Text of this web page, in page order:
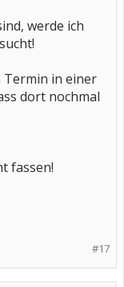
werde ich
in einer
dort nochmal
fassen!
#17